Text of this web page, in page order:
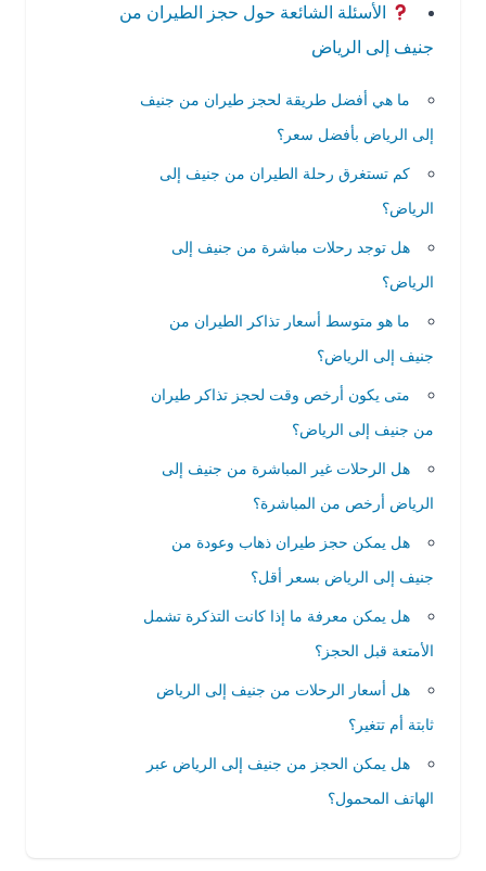
الأسئلة الشائعة حول حجز الطيران من
جنيف إلى الرياض
ما هي أفضل طريقة لحجز طيران من جنيف
إلى الرياض بأفضل سعر؟
كم تستغرق رحلة الطيران من جنيف إلى
الرياض؟
هل توجد رحلات مباشرة من جنيف إلى
الرياض؟
ما هو متوسط أسعار تذاكر الطيران من
جنيف إلى الرياض؟
متى يكون أرخص وقت لحجز تذاكر طيران
من جنيف إلى الرياض؟
هل الرحلات غير المباشرة من جنيف إلى
الرياض أرخص من المباشرة؟
هل يمكن حجز طيران ذهاب وعودة من
جنيف إلى الرياض بسعر أقل؟
هل يمكن معرفة ما إذا كانت التذكرة تشمل
الأمتعة قبل الحجز؟
هل أسعار الرحلات من جنيف إلى الرياض
ثابتة أم تتغير؟
هل يمكن الحجز من جنيف إلى الرياض عبر
الهاتف المحمول؟